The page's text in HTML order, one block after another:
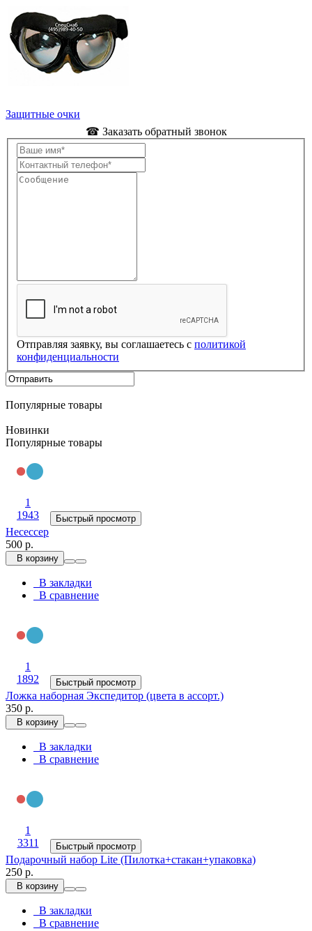
Защитные очки
☎ Заказать обратный звонок
Отправляя заявку, вы соглашаетесь с политикой
конфиденциальности
Популярные товары
Новинки
Популярные товары
1
1943
Быстрый просмотр
Несессер
500 р.
В корзину
В закладки
В сравнение
1
1892
Быстрый просмотр
Ложка наборная Экспедитор (цвета в ассорт.)
350 р.
В корзину
В закладки
В сравнение
1
3311
Быстрый просмотр
Подарочный набор Lite (Пилотка+стакан+упаковка)
250 р.
В корзину
В закладки
В сравнение